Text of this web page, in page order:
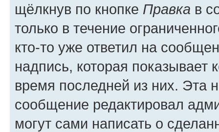
щёлкнув по кнопке Правка в
только в течение
кто-то уже ответил на
надпись, которая показывает
время последней из них. Эта
сообщение редактировал
могут сами написать о